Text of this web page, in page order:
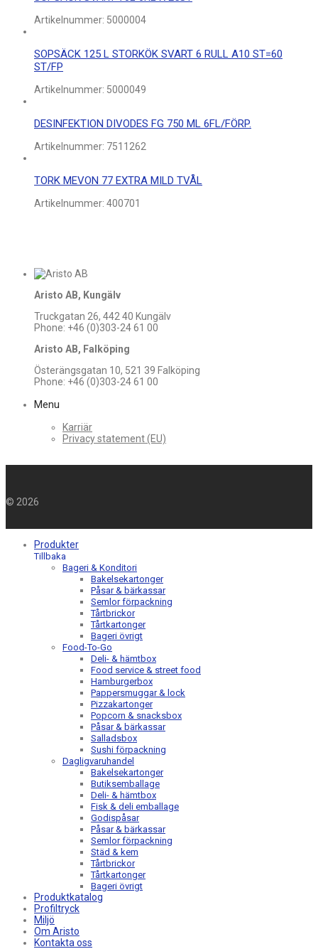
Artikelnummer: 5000004
SOPSÄCK 125 L STORKÖK SVART 6 RULL A10 ST=60
ST/FP
Artikelnummer: 5000049
DESINFEKTION DIVODES FG 750 ML 6FL/FÖRP.
Artikelnummer: 7511262
TORK MEVON 77 EXTRA MILD TVÅL
Artikelnummer: 400701
Aristo AB, Kungälv
Truckgatan 26, 442 40 Kungälv
Phone: +46 (0)303-24 61 00
Aristo AB, Falköping
Österängsgatan 10, 521 39 Falköping
Phone: +46 (0)303-24 61 00
Menu
Karriär
Privacy statement (EU)
© 2026
Produkter
Tillbaka
Bageri & Konditori
Bakelsekartonger
Påsar & bärkassar
Semlor förpackning
Tårtbrickor
Tårtkartonger
Bageri övrigt
Food-To-Go
Deli- & hämtbox
Food service & street food
Hamburgerbox
Pappersmuggar & lock
Pizzakartonger
Popcorn & snacksbox
Påsar & bärkassar
Salladsbox
Sushi förpackning
Dagligvaruhandel
Bakelsekartonger
Butiksemballage
Deli- & hämtbox
Fisk & deli emballage
Godispåsar
Påsar & bärkassar
Semlor förpackning
Städ & kem
Tårtbrickor
Tårtkartonger
Bageri övrigt
Produktkatalog
Profiltryck
Miljö
Om Aristo
Kontakta oss